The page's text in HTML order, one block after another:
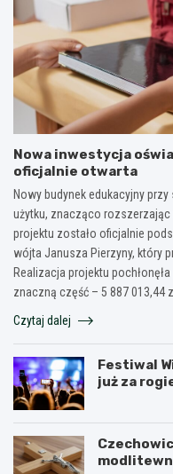
Nowa inwestycja
oficjalnie otwarta
Nowy budynek edukacyjny
użytku, znacząco
projektu zostało oficjalnie
wójta Janusza Pierzyny, który
Realizacja projektu
znaczną część – 5 887 013,44
Czytaj dalej
Festiwal
już za